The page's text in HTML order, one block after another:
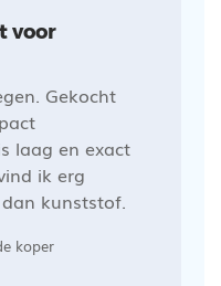
voor
Gekocht
laag en exact
ik erg
kunststof.
koper